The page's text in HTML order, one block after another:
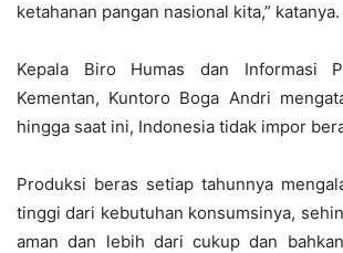
ketahanan pangan nasional kita,” katanya.
Kepala Biro Humas dan Informasi
Kementan, Kuntoro Boga Andri
hingga saat ini, Indonesia tidak impor
Produksi beras setiap tahunnya
tinggi dari kebutuhan konsumsinya,
aman dan lebih dari cukup dan